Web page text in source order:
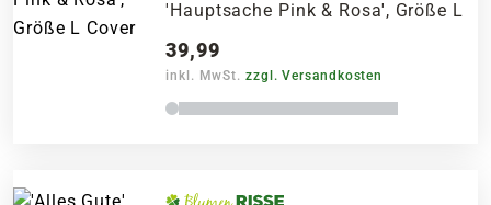
'Hauptsache Pink & Rosa', Größe L
39,99
inkl. MwSt. zzgl. Versandkosten